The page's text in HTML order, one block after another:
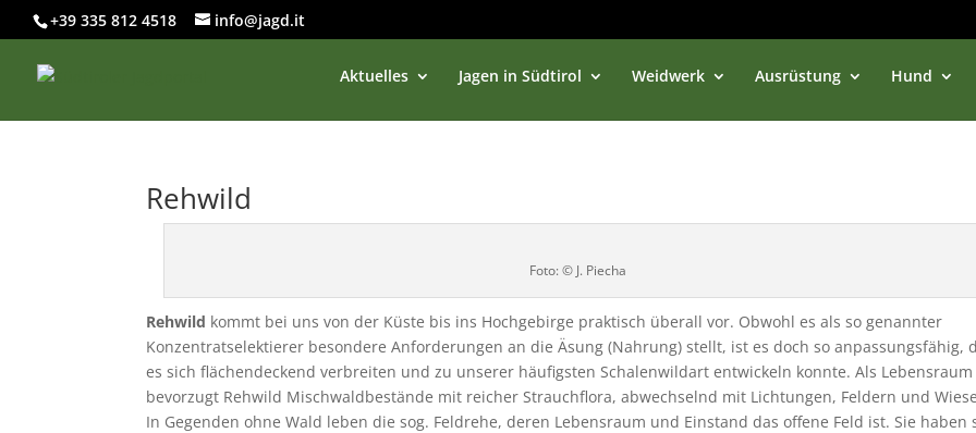
+39 335 812 4518 info@jagd.it
Aktuelles Jagen in Südtirol Weidwerk Ausrüstung Hund
Rehwild
Foto: © J. Piecha
Rehwild kommt bei uns von der Küste bis ins Hochgebirge praktisch überall vor. Obwohl es als so genannter
Konzentratselektierer besondere Anforderungen an die Äsung (Nahrung) stellt, ist es doch so anpassungsfähig,
es sich flächendeckend verbreiten und zu unserer häufigsten Schalenwildart entwickeln konnte. Als Lebensraum
bevorzugt Rehwild Mischwaldbestände mit reicher Strauchflora, abwechselnd mit Lichtungen, Feldern und
In Gegenden ohne Wald leben die sog. Feldrehe, deren Lebensraum und Einstand das offene Feld ist. Sie haben